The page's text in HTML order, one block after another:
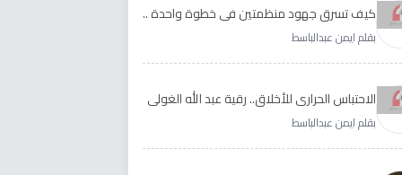
كيف تسرق جهود منظمتين في خطوة واحدة ..
الأجابة لدى رقية عبد الله الغولي وغدير طيره
بقلم ايمن عبدالباسط
الاحتباس الحراري للأخلاق.. رقية عبد الله الغولي
وغدير طيره نموذجا
بقلم ايمن عبدالباسط